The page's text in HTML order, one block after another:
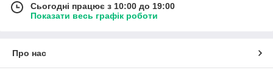
Сьогодні працює з 10:00 до 19:00
Показати весь графік роботи
Про нас